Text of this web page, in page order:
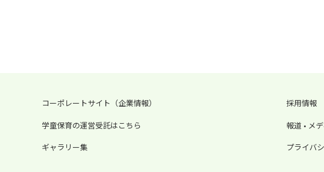
コーポレートサイト（企業情報）
学童保育の運営受託はこちら
ギャラリー集
採用情報
報道 • メ
プライバ